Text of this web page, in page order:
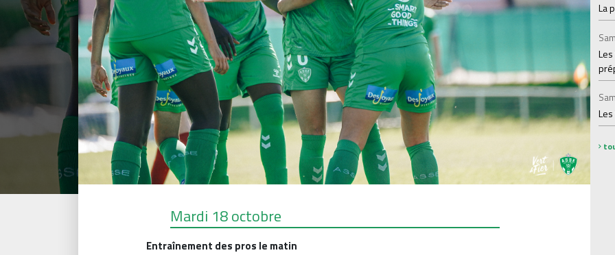
Mardi 18 octobre
Entraînement des pros le matin
La